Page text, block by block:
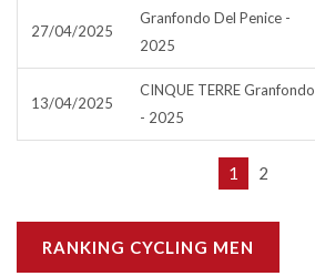
27/04/2025
Granfondo Del Penice -
2025
13/04/2025
CINQUE TERRE Granfondo
- 2025
1 2
RANKING CYCLING MEN